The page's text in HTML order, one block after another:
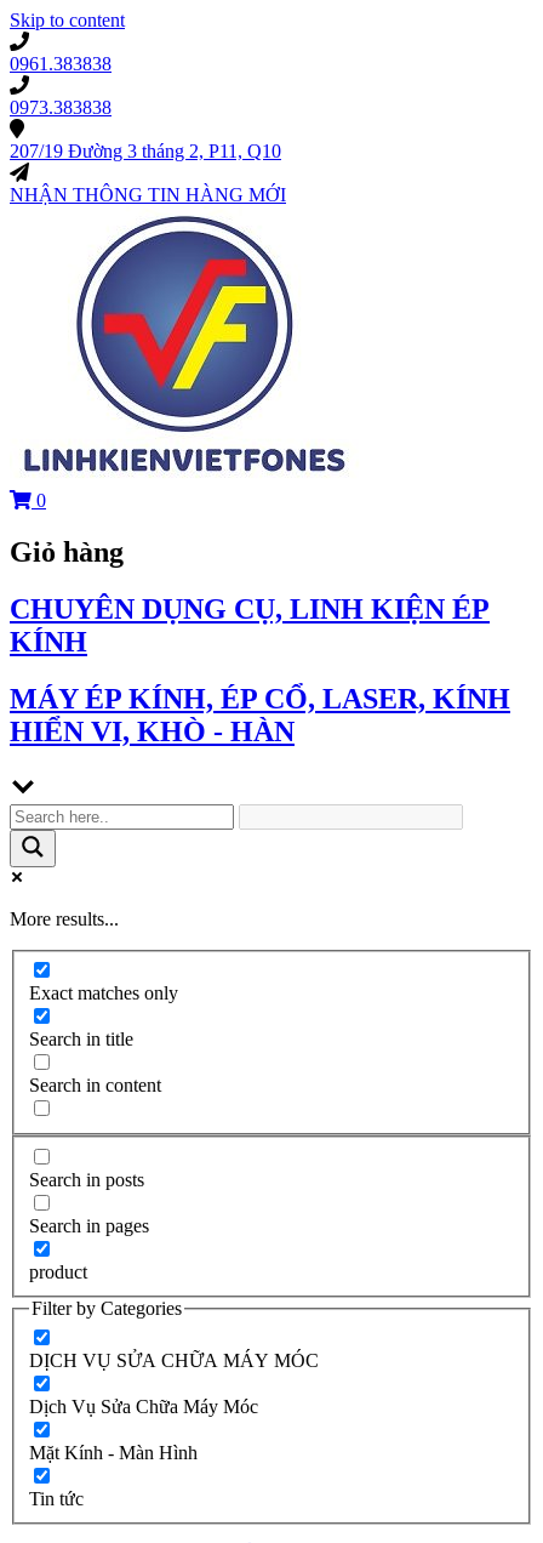
Skip to content
0961.383838
0973.383838
207/19 Đường 3 tháng 2, P11, Q10
NHẬN THÔNG TIN HÀNG MỚI
0
Giỏ hàng
CHUYÊN DỤNG CỤ, LINH KIỆN ÉP
KÍNH
MÁY ÉP KÍNH, ÉP CỔ, LASER, KÍNH
HIỂN VI, KHÒ - HÀN
More results...
Exact matches only
Search in title
Search in content
Search in posts
Search in pages
product
Filter by Categories
DỊCH VỤ SỬA CHỮA MÁY MÓC
Dịch Vụ Sửa Chữa Máy Móc
Mặt Kính - Màn Hình
Tin tức